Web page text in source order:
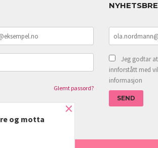
Glemt passord?
Jeg godtar
innforstått med
informasjon
×
og motta